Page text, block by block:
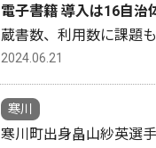
電子書籍 導入は16自治
蔵書数、利用数に課題も
2024.06.21
寒川
寒川町出身畠山紗英選手